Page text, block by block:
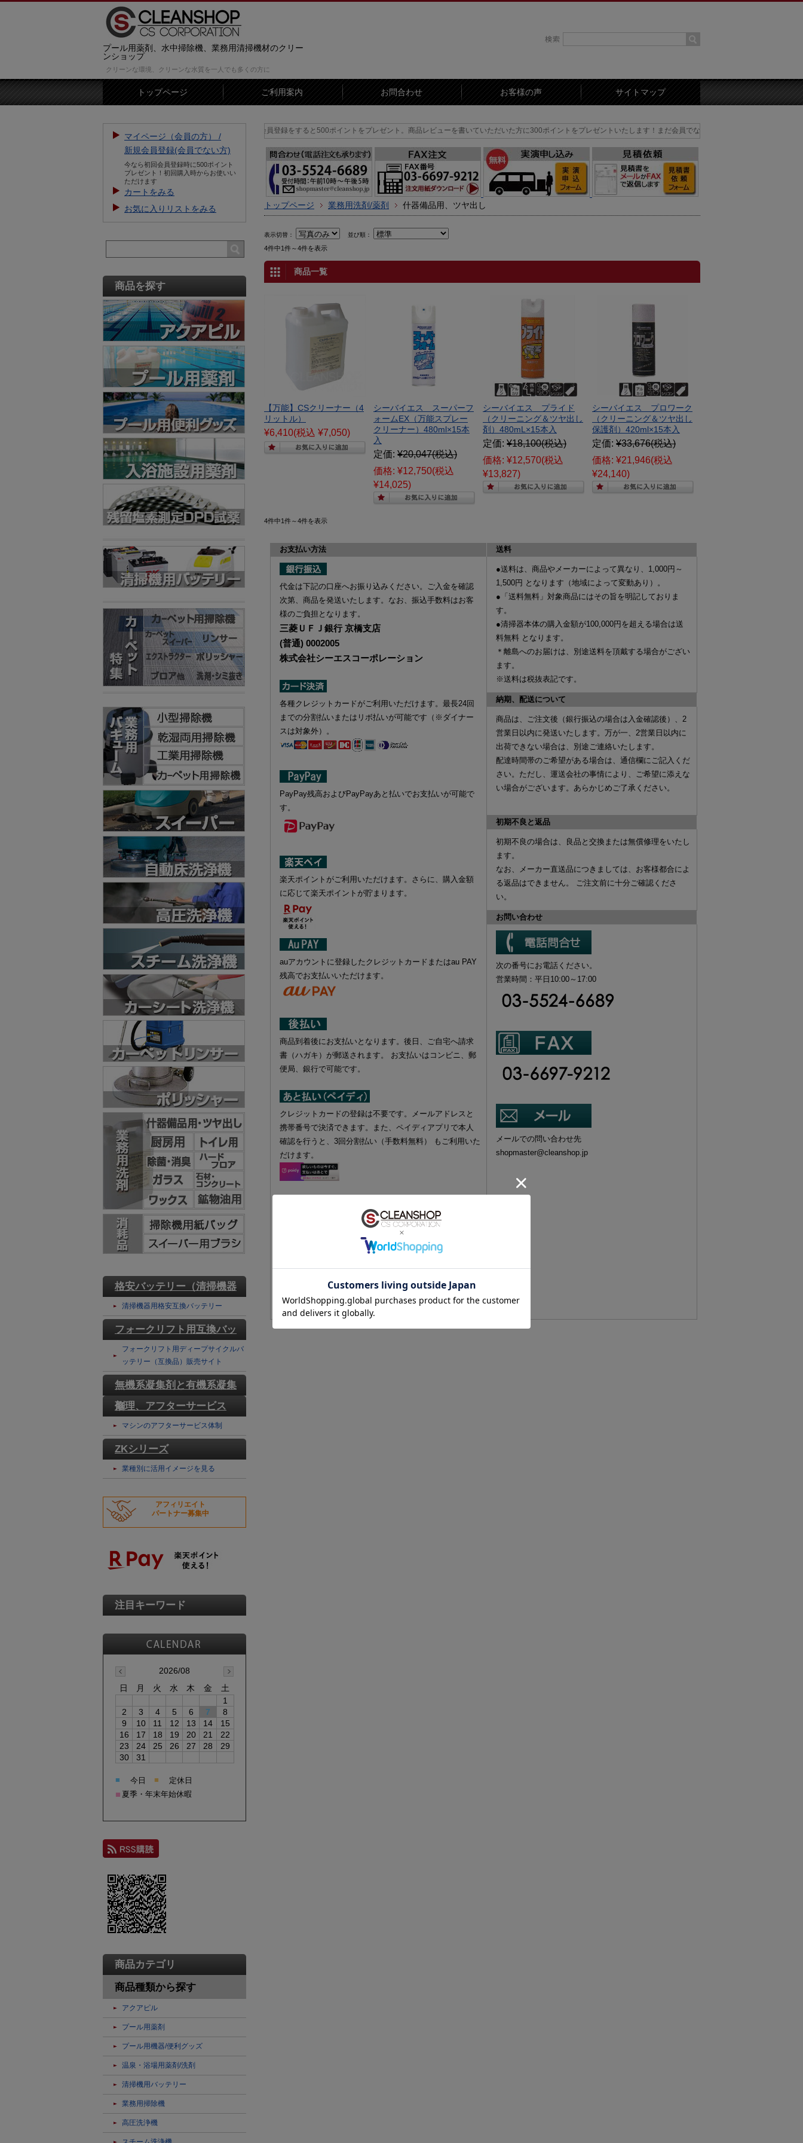
プール用薬剤、水中掃除機、業務用清掃機材のクリー
ンショップ
クリーンな環境、クリーンな水質を一人でも多くの方に
トップページ ご利用案内 お問合わせ お客様の声 サイトマップ
【お知らせ】新規会員登録をすると500ポイントをプレゼント。商品レビューを書いていただいた方に300ポイントをプレゼントいたします！まだ会員でない方はまずは会員登録を！
トップページ 業務用洗剤/薬剤 什器備品用、ツヤ出し
表示切替： 並び順：
4件中1件～4件を表示
商品一覧
【万能】CSクリーナー（4
リットル）
¥6,410(税込 ¥7,050)
シーバイエス スーパーフ
ォームEX（万能スプレー
クリーナー）480ml×15本
入
定価: ¥20,047(税込)
価格: ¥12,750(税込
¥14,025)
シーバイエス プライド
（クリーニング＆ツヤ出し
剤）480mL×15本入
定価: ¥18,100(税込)
価格: ¥12,570(税込
¥13,827)
シーバイエス プロワーク
（クリーニング＆ツヤ出し
保護剤）420ml×15本入
定価: ¥33,676(税込)
価格: ¥21,946(税込
¥24,140)
4件中1件～4件を表示
お支払い方法 送料
代金は下記の口座へお振り込みください。ご入金を確認
次第、商品を発送いたします。なお、振込手数料はお客
様のご負担となります。
三菱ＵＦＪ銀行 京橋支店
(普通) 0002005
株式会社シーエスコーポレーション
各種クレジットカードがご利用いただけます。最長24回
までの分割払いまたはリボ払いが可能です（※ダイナー
スは対象外）。
PayPay残高およびPayPayあと払いでお支払いが可能で
す。
楽天ポイントがご利用いただけます。さらに、購入金額
に応じて楽天ポイントが貯まります。
auアカウントに登録したクレジットカードまたはau PAY
残高でお支払いいただけます。
商品到着後にお支払いとなります。後日、ご自宅へ請求
書（ハガキ）が郵送されます。 お支払いはコンビニ、郵
便局、銀行で可能です。
クレジットカードの登録は不要です。メールアドレスと
携帯番号で決済できます。また、ペイディアプリで本人
確認を行うと、3回分割払い（手数料無料） もご利用いた
だけます。
コンビニ払い（番号端末式・払込票式）がご利用いただ
けます。 番号端末式：即時支払いが可能です。 払込票
式：払込票がご自宅へ郵送され、入金確認後の発送とな
●送料は、商品やメーカーによって異なり、 1,000円～
1,500円 となります（地域によって変動あり）。
●「送料無料」対象商品にはその旨を明記しておりま
す。
●清掃器本体の購入金額が100,000円を超える場合は送
料無料 となります。
＊離島へのお届けは、別途送料を頂戴する場合がござい
ます。
※送料は税抜表記です。
納期、配送について
商品は、ご注文後（銀行振込の場合は入金確認後 ）、 2
営業日以内に発送いたします。万が一、2営業日以内に
出荷できない場合は、別途ご連絡いたします。
配達時間帯のご希望がある場合は、 通信欄にご記入くだ
さい。ただし、運送会社の事情により、ご希望に添えな
い場合がございます。あらかじめご了承ください。
初期不良と返品
初期不良の場合は、 良品と交換 または無償修理をいたし
ます。
なお、
メーカー直送品につきましては、お客様都合によ
る返品はできません。 ご注文前に十分ご確認くださ
い。
お問い合わせ
次の番号にお電話ください。
営業時間：平日10:00～17:00
メールでの問い合わせ先
shopmaster@cleanshop.jp
マイページ（会員の方） /
新規会員登録(会員でない方)
今なら初回会員登録時に500ポイント
プレゼント！初回購入時からお使いい
ただけます
カートをみる
お気に入りリストをみる
商品を探す
格安バッテリー（清掃機器
用）
清掃機器用格安互換バッテリー
フォークリフト用互換バッ
テリー
フォークリフト用ディープサイクルバ
ッテリー（互換品）販売サイト
無機系凝集剤と有機系凝集
剤
修理、アフターサービス
マシンのアフターサービス体制
ZKシリーズ
業種別に活用イメージを見る
アフィリエイト
パートナー募集中
注目キーワード
2026/08
日
月 火 水 木 金
土
1
2
3 4 5 6 7
8
9
10 11 12 13 14
15
16
17 18 19 20 21
22
23
24 25 26 27 28
29
30
31
■ 今日 ■ 定休日
■ 夏季・年末年始休暇
商品カテゴリ
商品種類から探す
アクアピル
プール用薬剤
プール用機器/便利グッズ
温泉・浴場用薬剤/洗剤
清掃機用バッテリー
業務用掃除機
高圧洗浄機